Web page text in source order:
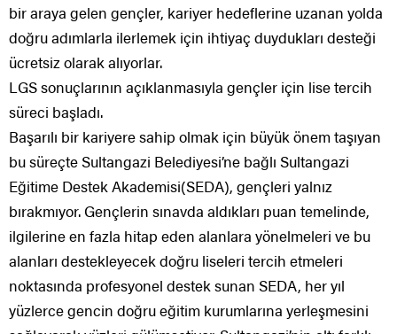
bir araya gelen gençler, kariyer hedeflerine uzanan yolda
doğru adımlarla ilerlemek için ihtiyaç duydukları desteği
ücretsiz olarak alıyorlar.
LGS sonuçlarının açıklanmasıyla gençler için lise tercih
süreci başladı.
Başarılı bir kariyere sahip olmak için büyük önem taşıyan
bu süreçte Sultangazi Belediyesi’ne bağlı Sultangazi
Eğitime Destek Akademisi(SEDA), gençleri yalnız
bırakmıyor. Gençlerin sınavda aldıkları puan temelinde,
ilgilerine en fazla hitap eden alanlara yönelmeleri ve bu
alanları destekleyecek doğru liseleri tercih etmeleri
noktasında profesyonel destek sunan SEDA, her yıl
yüzlerce gencin doğru eğitim kurumlarına yerleşmesini